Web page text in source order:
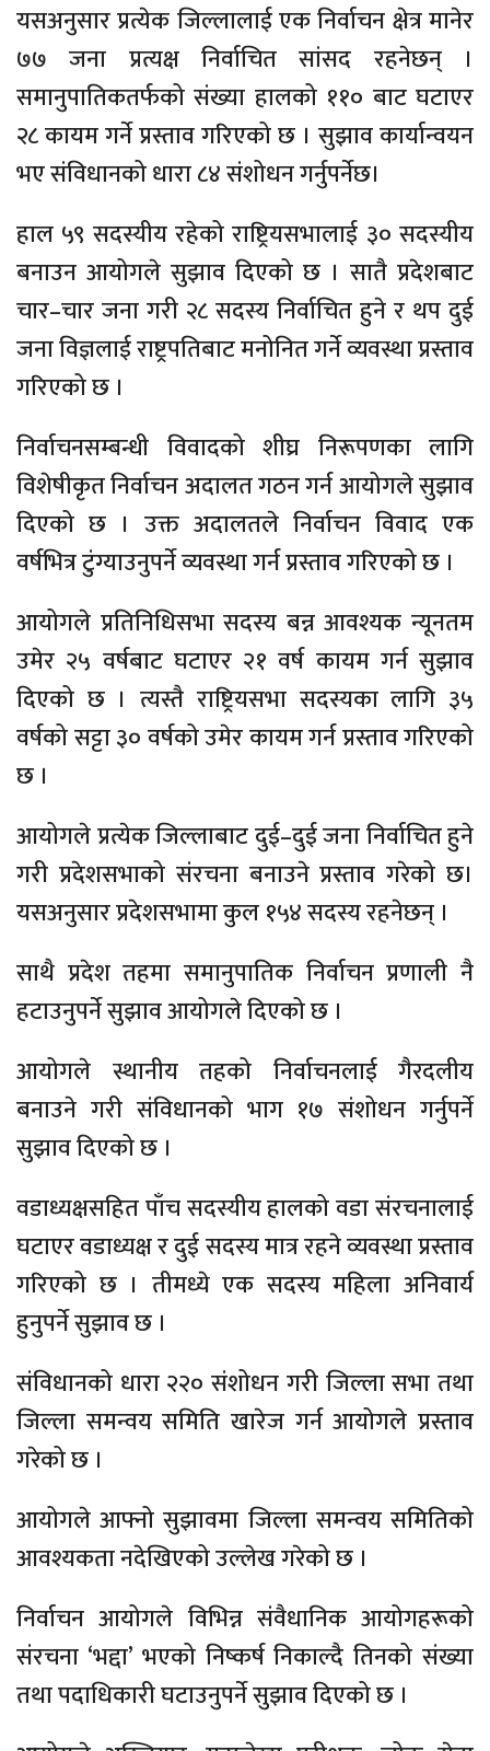
यसअनुसार प्रत्येक जिल्लालाई एक निर्वाचन क्षेत्र मानेर
७७ जना प्रत्यक्ष निर्वाचित सांसद रहनेछन् ।
समानुपातिकतर्फको संख्या हालको ११० बाट घटाएर
२८ कायम गर्ने प्रस्ताव गरिएको छ । सुझाव कार्यान्वयन
भए संविधानको धारा ८४ संशोधन गर्नुपर्नेछ।
हाल ५९ सदस्यीय रहेको राष्ट्रियसभालाई ३० सदस्यीय
बनाउन आयोगले सुझाव दिएको छ । सातै प्रदेशबाट
चार–चार जना गरी २८ सदस्य निर्वाचित हुने र थप दुई
जना विज्ञलाई राष्ट्रपतिबाट मनोनित गर्ने व्यवस्था प्रस्ताव
गरिएको छ ।
निर्वाचनसम्बन्धी विवादको शीघ्र निरूपणका लागि
विशेषीकृत निर्वाचन अदालत गठन गर्न आयोगले सुझाव
दिएको छ । उक्त अदालतले निर्वाचन विवाद एक
वर्षभित्र टुंग्याउनुपर्ने व्यवस्था गर्न प्रस्ताव गरिएको छ ।
आयोगले प्रतिनिधिसभा सदस्य बन्न आवश्यक न्यूनतम
उमेर २५ वर्षबाट घटाएर २१ वर्ष कायम गर्न सुझाव
दिएको छ । त्यस्तै राष्ट्रियसभा सदस्यका लागि ३५
वर्षको सट्टा ३० वर्षको उमेर कायम गर्न प्रस्ताव गरिएको
छ ।
आयोगले प्रत्येक जिल्लाबाट दुई–दुई जना निर्वाचित हुने
गरी प्रदेशसभाको संरचना बनाउने प्रस्ताव गरेको छ।
यसअनुसार प्रदेशसभामा कुल १५४ सदस्य रहनेछन् ।
साथै प्रदेश तहमा समानुपातिक निर्वाचन प्रणाली नै
हटाउनुपर्ने सुझाव आयोगले दिएको छ ।
आयोगले स्थानीय तहको निर्वाचनलाई गैरदलीय
बनाउने गरी संविधानको भाग १७ संशोधन गर्नुपर्ने
सुझाव दिएको छ ।
वडाध्यक्षसहित पाँच सदस्यीय हालको वडा संरचनालाई
घटाएर वडाध्यक्ष र दुई सदस्य मात्र रहने व्यवस्था प्रस्ताव
गरिएको छ । तीमध्ये एक सदस्य महिला अनिवार्य
हुनुपर्ने सुझाव छ ।
संविधानको धारा २२० संशोधन गरी जिल्ला सभा तथा
जिल्ला समन्वय समिति खारेज गर्न आयोगले प्रस्ताव
गरेको छ ।
आयोगले आफ्नो सुझावमा जिल्ला समन्वय समितिको
आवश्यकता नदेखिएको उल्लेख गरेको छ ।
निर्वाचन आयोगले विभिन्न संवैधानिक आयोगहरूको
संरचना ‘भद्दा’ भएको निष्कर्ष निकाल्दै तिनको संख्या
तथा पदाधिकारी घटाउनुपर्ने सुझाव दिएको छ ।